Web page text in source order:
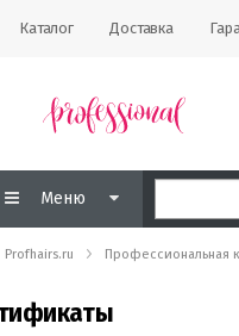
Каталог Доставка
Меню
Profhairs.ru Профессиональная